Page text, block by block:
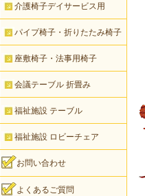
介護椅子デイサービス用
パイプ椅子・折りたたみ椅子
座敷椅子・法事用椅子
会議テーブル 折畳み
福祉施設 テーブル
福祉施設 ロビーチェア
お問い合わせ
よくあるご質問